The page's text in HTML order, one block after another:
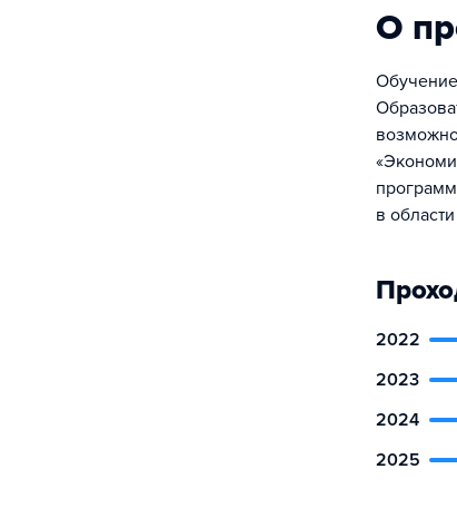
О
в
2022
2023
2024
2025